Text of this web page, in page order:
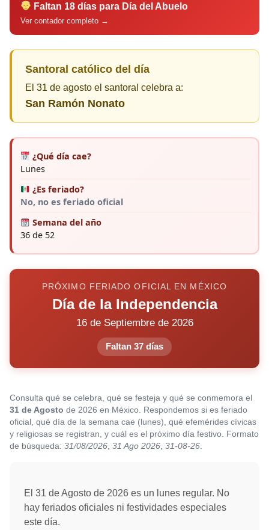
Faltan 18 días para Día del Abuelo
Ver contador completo →
Santoral católico del día
El 31 de agosto el santoral celebra a:
San Ramón Nonato
¿Qué día cae?
Lunes
¿Es feriado?
No, no es feriado oficial
Semana del año
36 de 52
PRÓXIMO FERIADO OFICIAL EN MÉXICO
Día de la Independencia
16 de Septiembre de 2026
Faltan 37 días
Consulta qué se celebra, qué se festeja y qué se conmemora el
31 de Agosto de 2026 en México. Respondemos si es feriado
oficial, qué día de la semana cae (lunes), qué efemérides cívicas
y religiosas se registran, y cuál es el próximo día festivo. Formato
de búsqueda: 31/08/2026, 31 Ago 2026, 31-08-26.
El 31 de Agosto de 2026 es un lunes regular. No
hay feriados oficiales ni festividades especiales
este día.